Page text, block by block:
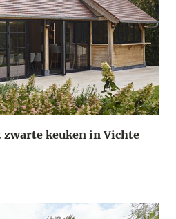
zwarte keuken in Vichte